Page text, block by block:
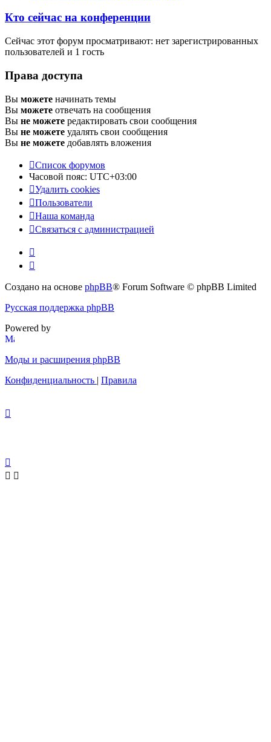
Кто сейчас на конференции
Сейчас этот форум просматривают: нет зарегистрированных
пользователей и 1 гость
Права доступа
Вы можете начинать темы
Вы можете отвечать на сообщения
Вы не можете редактировать свои сообщения
Вы не можете удалять свои сообщения
Вы не можете добавлять вложения
Список форумов
Часовой пояс: UTC+03:00
Удалить cookies
Пользователи
Наша команда
Связаться с администрацией
Создано на основе phpBB® Forum Software © phpBB Limited
Русская поддержка phpBB
Powered by
Моды и расширения phpBB
Конфиденциальность | Правила